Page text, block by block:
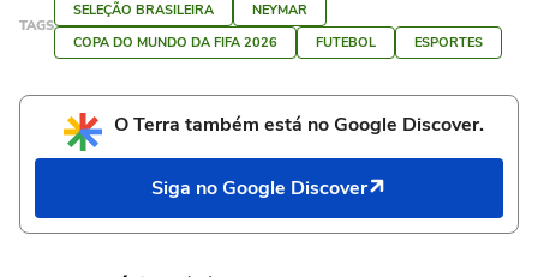
TAGS
SELEÇÃO BRASILEIRA
NEYMAR
COPA DO MUNDO DA FIFA 2026
FUTEBOL ESPORTES
O Terra também está no Google Discover.
Siga no Google Discover